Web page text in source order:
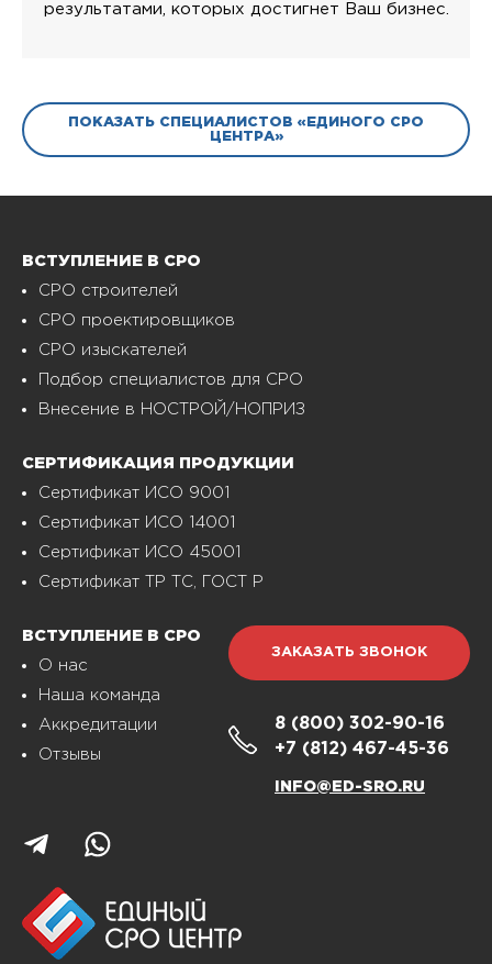
результатами, которых достигнет Ваш бизнес.
ПОКАЗАТЬ СПЕЦИАЛИСТОВ «ЕДИНОГО СРО
ЦЕНТРА»
ВСТУПЛЕНИЕ В СРО
СРО строителей
СРО проектировщиков
СРО изыскателей
Подбор специалистов для СРО
Внесение в НОСТРОЙ/НОПРИЗ
СЕРТИФИКАЦИЯ ПРОДУКЦИИ
Сертификат ИСО 9001
Сертификат ИСО 14001
Сертификат ИСО 45001
Сертификат ТР ТС, ГОСТ Р
ВСТУПЛЕНИЕ В СРО
О нас
Наша команда
Аккредитации
Отзывы
ЗАКАЗАТЬ ЗВОНОК
8 (800) 302-90-16
+7 (812) 467-45-36
INFO@ED-SRO.RU